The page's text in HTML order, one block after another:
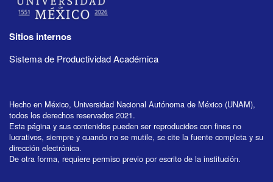
Sitios internos
Sistema de Productividad Académica
Hecho en México, Universidad Nacional Autónoma de México (UNAM),
todos los derechos reservados 2021.
Esta página y sus contenidos pueden ser reproducidos con fines no
lucrativos, siempre y cuando no se mutile, se cite la fuente completa y su
dirección electrónica.
De otra forma, requiere permiso previo por escrito de la institución.